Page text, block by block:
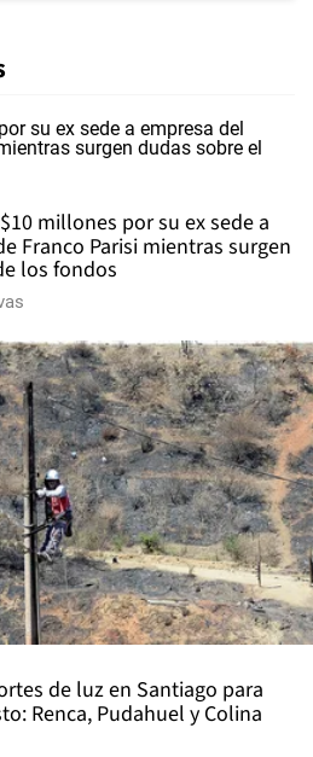
millones por su ex sede a
Franco Parisi mientras surgen
los fondos
de luz en Santiago para
Renca, Pudahuel y Colina